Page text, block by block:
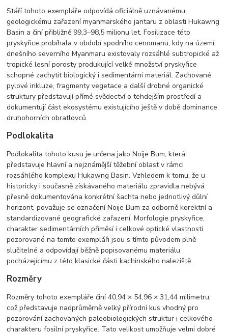
Stáří tohoto exempláře odpovídá oficiálně uznávanému
geologickému zařazení myanmarského jantaru z oblasti Hukawng
Basin a činí přibližně 99,3–98,5 milionu let. Fosilizace této
pryskyřice probíhala v období spodního cenomanu, kdy na území
dnešního severního Myanmaru existovaly rozsáhlé subtropické až
tropické lesní porosty produkující velké množství pryskyřice
schopné zachytit biologický i sedimentární materiál. Zachované
pylové inkluze, fragmenty vegetace a další drobné organické
struktury představují přímé svědectví o tehdejším prostředí a
dokumentují část ekosystému existujícího ještě v době dominance
druhohorních obratlovců.
Podlokalita
Podlokalita tohoto kusu je určena jako Noije Bum, která
představuje hlavní a nejznámější těžební oblast v rámci
rozsáhlého komplexu Hukawng Basin. Vzhledem k tomu, že u
historicky i současně získávaného materiálu zpravidla nebývá
přesně dokumentována konkrétní šachta nebo jednotlivý důlní
horizont, považuje se označení Noije Bum za odborně korektní a
standardizované geografické zařazení. Morfologie pryskyřice,
charakter sedimentárních příměsí i celkové optické vlastnosti
pozorované na tomto exempláři jsou s tímto původem plně
slučitelné a odpovídají běžně popisovanému materiálu
pocházejícímu z této klasické části kachinského naleziště.
Rozměry
Rozměry tohoto exempláře činí 40,94 × 54,96 × 31,44 milimetru,
což představuje nadprůměrně velký přírodní kus vhodný pro
pozorování zachovaných paleobiologických struktur i celkového
charakteru fosilní pryskyřice. Tato velikost umožňuje velmi dobré